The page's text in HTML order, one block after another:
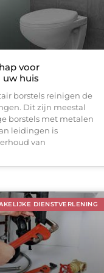
voor
uw huis
borstels reinigen de
Dit zijn meestal
borstels met metalen
leidingen is
van
DIENSTVERLENING